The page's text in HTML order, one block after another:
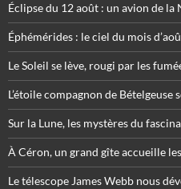
Éclipse du 12 août : un avion de la
Éphémérides : le ciel du mois
Le Soleil se lève, rougi par les
L’étoile compagnon de Bételgeuse
Sur la Lune, les mystères du
À Céron, un grand gîte accueille
Le télescope James Webb nous